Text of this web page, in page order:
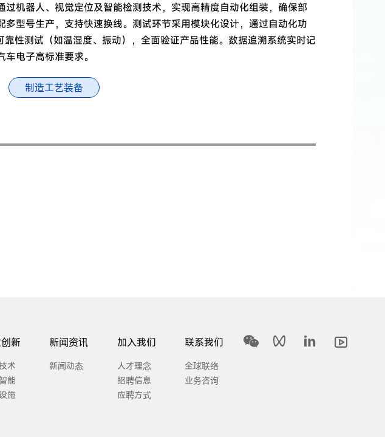
机器人、视觉定位及智能检测技术，实现高精度自动化组装，确保部
型号生产，支持快速换线。测试环节采用模块化设计，通过自动化功
性测试（如温湿度、振动），全面验证产品性能。数据追溯系统实时记
电子高标准要求。
制造工艺装备
新
术
能
施
新闻资讯
新闻动态
加入我们
人才理念
招聘信息
应聘方式
联系我们
全球联络
业务咨询